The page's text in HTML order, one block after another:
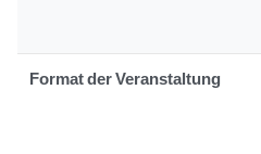
Format der Veranstaltung